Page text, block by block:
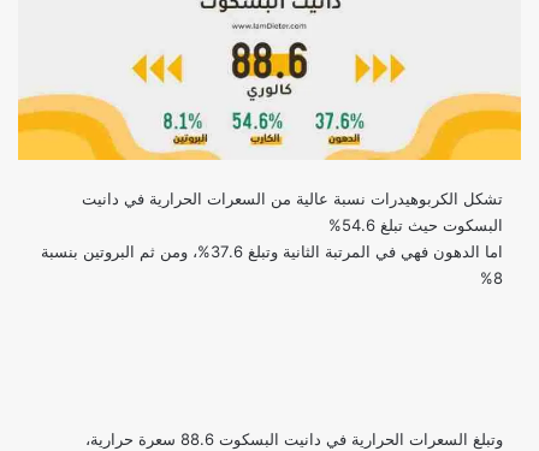
تشكل الكربوهيدرات نسبة عالية من السعرات الحرارية في دانيت
البسكوت حيث تبلغ 54.6%
اما الدهون فهي في المرتبة الثانية وتبلغ 37.6%، ومن ثم البروتين بنسبة
8%
وتبلغ السعرات الحرارية في دانيت البسكوت 88.6 سعرة حرارية،